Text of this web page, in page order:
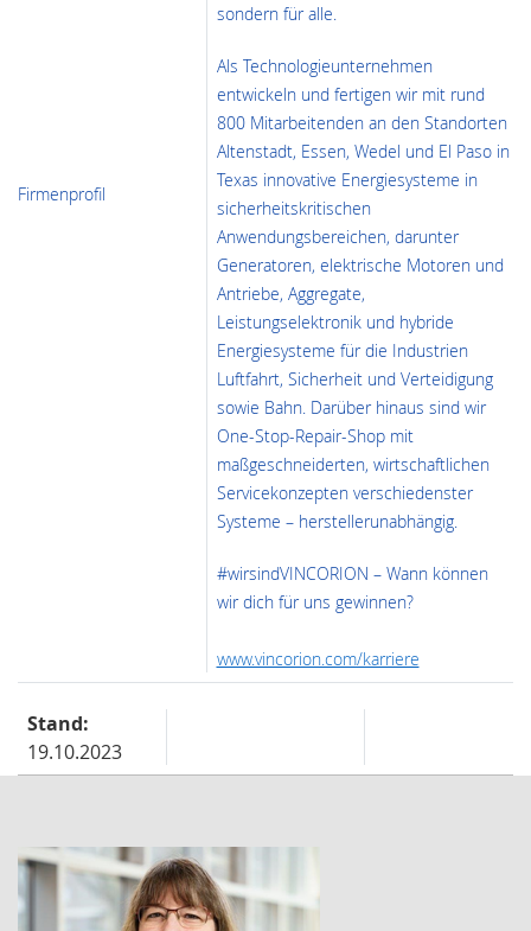
Firmenprofil
sondern für alle.
Als Technologieunternehmen
entwickeln und fertigen wir mit rund
800 Mitarbeitenden an den Standorten
Altenstadt, Essen, Wedel und El Paso in
Texas innovative Energiesysteme in
sicherheitskritischen
Anwendungsbereichen, darunter
Generatoren, elektrische Motoren und
Antriebe, Aggregate,
Leistungselektronik und hybride
Energiesysteme für die Industrien
Luftfahrt, Sicherheit und Verteidigung
sowie Bahn. Darüber hinaus sind wir
One-Stop-Repair-Shop mit
maßgeschneiderten, wirtschaftlichen
Servicekonzepten verschiedenster
Systeme – herstellerunabhängig.
#wirsindVINCORION – Wann können
wir dich für uns gewinnen?
www.vincorion.com/karriere
Stand:
19.10.2023